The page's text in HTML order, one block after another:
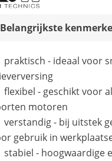
Belangrijkste
praktisch - ideaal voor
flexibel - geschikt voor
motoren
verstandig - bij uitstek
gebruik in
stabiel - hoogwaardige